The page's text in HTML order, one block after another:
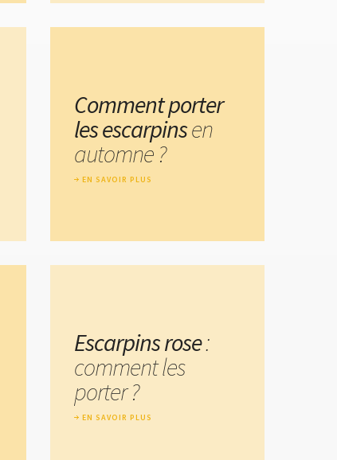
Comment porter
les escarpinsen
automne ?
EN SAVOIR PLUS
Escarpins rose:
comment les
porter ?
EN SAVOIR PLUS